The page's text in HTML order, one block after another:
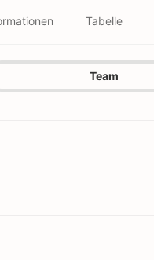
Tabelle
Team